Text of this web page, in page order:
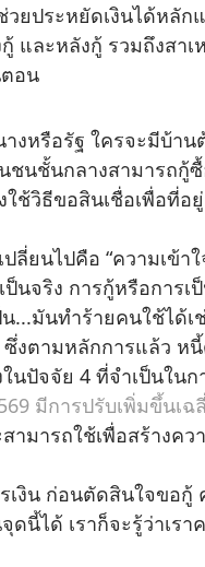
ยประหยัดเงินได้หลั
และหลังกู้ รวมถึงสา
อน
อรัฐ ใครจะมีบ้านต้
นชั้นกลางสามารถกู้ซื้
ช้วิธีขอสินเชื่อเพื่อที่อ
ลี่ยนไปคือ “ความเข้า
จริง การกู้หรือการเป็
...มันทำร้ายคนใช้ได้เ
ซึ่งตามหลักการแล้ว ห
นปัจจัย 4 ที่จำเป็นใน
มีการปรับเพิ่มขึ้นเฉ
มารถใช้เพื่อสร้างค
น ก่อนตัดสินใจขอกู้
นี้ได้ เราก็จะรู้ว่าเร